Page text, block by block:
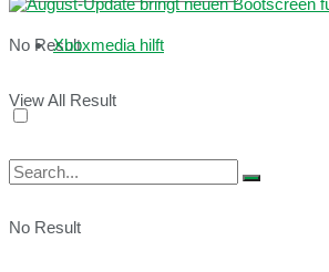
No Result
View All Result
Xboxmedia hilft
No Result